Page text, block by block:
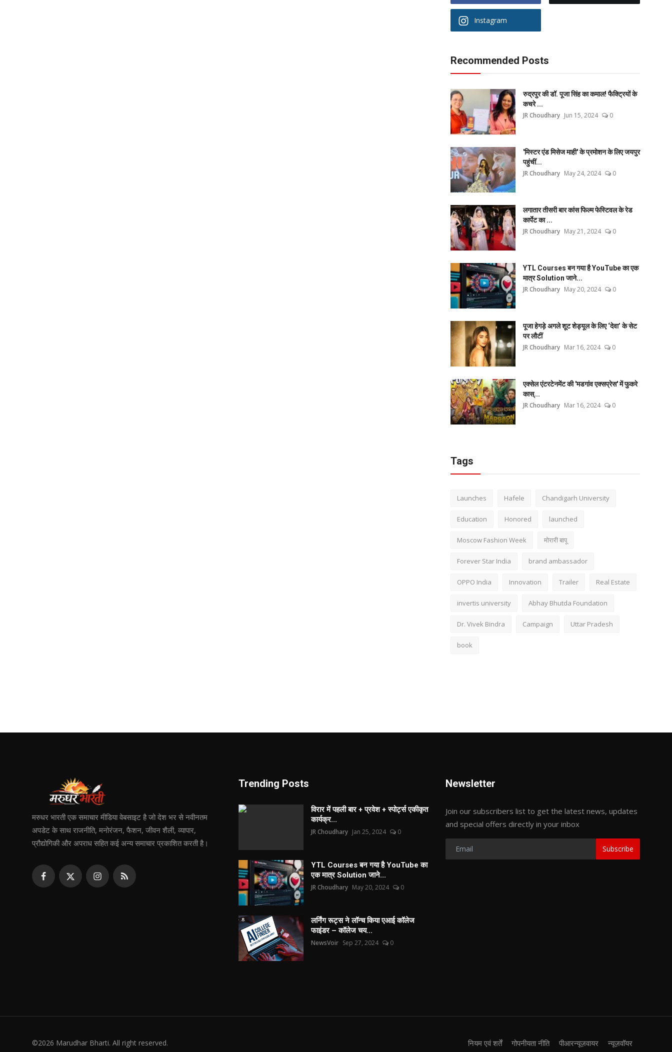
Instagram
Recommended Posts
रुद्रपुर की डॉ. पूजा सिंह का कमाल! फैक्ट्रियों के
कचरे ...
JR Choudhary Jun 15, 2024 0
'मिस्टर एंड मिसेज माही' के प्रमोशन के लिए जयपुर
पहुंचीं...
JR Choudhary May 24, 2024 0
लगातार तीसरी बार कांस फिल्म फेस्टिवल के रेड
कार्पेट का ...
JR Choudhary May 21, 2024 0
YTL Courses बन गया है YouTube का एक
मात्र Solution जाने...
JR Choudhary May 20, 2024 0
पूजा हेगड़े अगले शूट शेड्यूल के लिए ‘देवा’ के सेट
पर लौटीं
JR Choudhary Mar 16, 2024 0
एक्सेल एंटरटेनमेंट की 'मडगांव एक्सप्रेस' में फुकरे
कास्...
JR Choudhary Mar 16, 2024 0
Tags
Launches Hafele Chandigarh University
Education Honored launched
Moscow Fashion Week मोरारी बापू
Forever Star India brand ambassador
OPPO India Innovation Trailer Real Estate
invertis university Abhay Bhutda Foundation
Dr. Vivek Bindra Campaign Uttar Pradesh
book
मरुधर भारती एक समाचार मीडिया वेबसाइट है जो देश भर से नवीनतम
अपडेट के साथ राजनीति, मनोरंजन, फैशन, जीवन शैली, व्यापार,
प्रौद्योगिकी और अपराध सहित कई अन्य समाचार प्रकाशित करती है।
Trending Posts
विरार में पहली बार + प्रवेश + स्पोर्ट्स एकीकृत
कार्यक्र...
JR Choudhary Jan 25, 2024 0
YTL Courses बन गया है YouTube का
एक मात्र Solution जाने...
JR Choudhary May 20, 2024 0
लर्निंग रूट्स ने लॉन्च किया एआई कॉलेज
फाइंडर – कॉलेज चय...
NewsVoir Sep 27, 2024 0
Newsletter
Join our subscribers list to get the latest news, updates
and special offers directly in your inbox
Subscribe
©2026 Marudhar Bharti. All right reserved. नियम एवं शर्तें गोपनीयता नीति पीआरन्यूज़वायर न्यूज़वॉयर